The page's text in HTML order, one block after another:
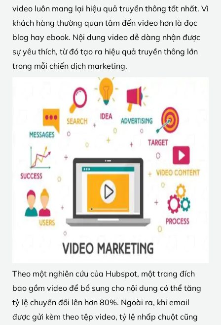
video luôn mang lại hiệu quả truyền thông tốt nhất. Vì
khách hàng thường quan tâm đến video hơn là đọc
blog hay ebook. Nội dung video dễ dàng nhận được
sự yêu thích, từ đó tạo ra hiệu quả truyền thông lớn
trong mỗi chiến dịch marketing.
Theo một nghiên cứu của Hubspot, một trang đích
bao gồm video để bổ sung cho nội dung có thể tăng
tỷ lệ chuyển đổi lên hơn 80%. Ngoài ra, khi email
được gửi kèm theo tệp video, tỷ lệ nhấp chuột cũng